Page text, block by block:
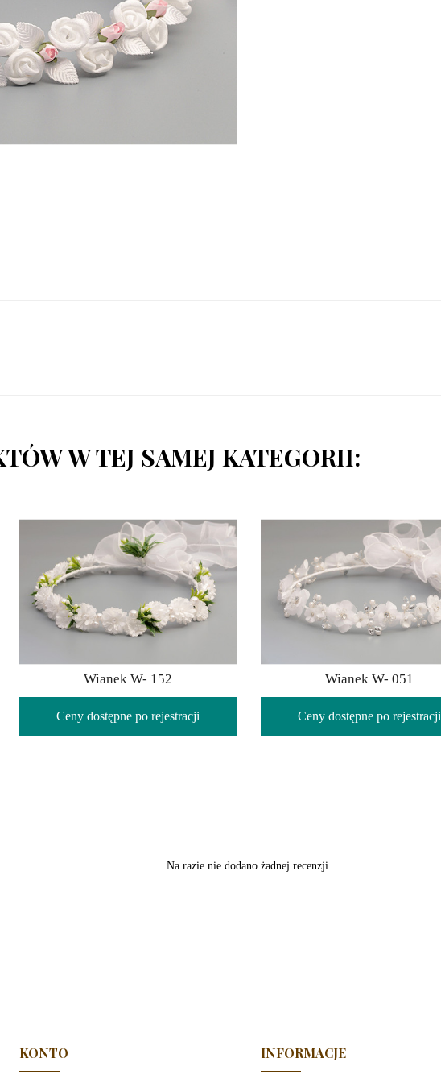
W TEJ SAMEJ KATEGORII:
Wianek W- 152
Ceny dostępne po rejestracji
Wianek W- 051
Ceny dostępne po rejestracji
Na razie nie dodano żadnej recenzji.
KONTO INFORMACJE